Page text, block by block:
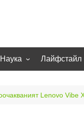
Наука
Роботи
Лайфстайл
Игри
Lenovo Vibe